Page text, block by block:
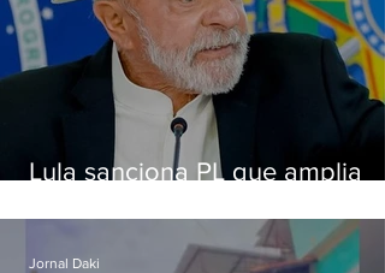
Lula sanciona PL que amplia
crianças
Jornal Daki